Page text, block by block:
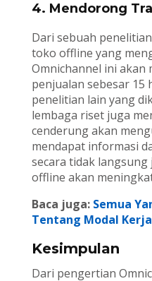
4. Mendorong
Dari sebuah
toko offline yang
Omnichannel ini akan
penjualan sebesar 15
penelitian lain yang
lembaga riset juga
cenderung akan
mendapat informasi
secara tidak
offline akan
Baca juga: Semua
Tentang Modal Kerja
Kesimpulan
Dari pengertian